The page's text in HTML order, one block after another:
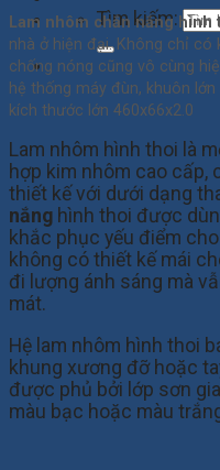
Tìm kiếm:
Lam nhôm chắn nắng hình
nhà ở hiện đại. Không chỉ có
chống nóng cũng vô cùng
hệ thống máy đùn, khuôn
kích thước lớn 460x66x2.0
Lam nhôm hình thoi là
hợp kim nhôm cao cấp,
thiết kế với dưới dạng
nắng hình thoi được
khắc phục yếu điểm
không có thiết kế mái
đi lượng ánh sáng mà
mát.
Hệ lam nhôm hình thoi
khung xương đỡ hoặc
được phủ bởi lớp sơn
màu bạc hoặc màu